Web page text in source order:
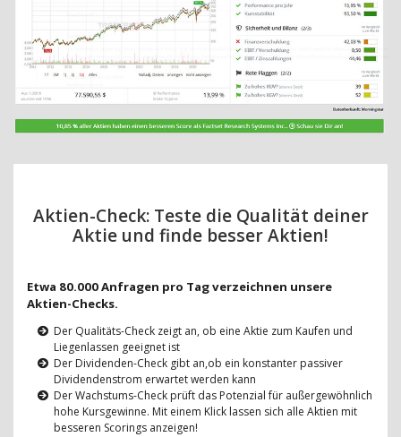
Aktien-Check: Teste die Qualität deiner
Aktie und finde besser Aktien!
Etwa 80.000 Anfragen pro Tag verzeichnen unsere
Aktien-Checks.
Der Qualitäts-Check zeigt an, ob eine Aktie zum Kaufen und
Liegenlassen geeignet ist
Der Dividenden-Check gibt an,ob ein konstanter passiver
Dividendenstrom erwartet werden kann
Der Wachstums-Check prüft das Potenzial für außergewöhnlich
hohe Kursgewinne. Mit einem Klick lassen sich alle Aktien mit
besseren Scorings anzeigen!